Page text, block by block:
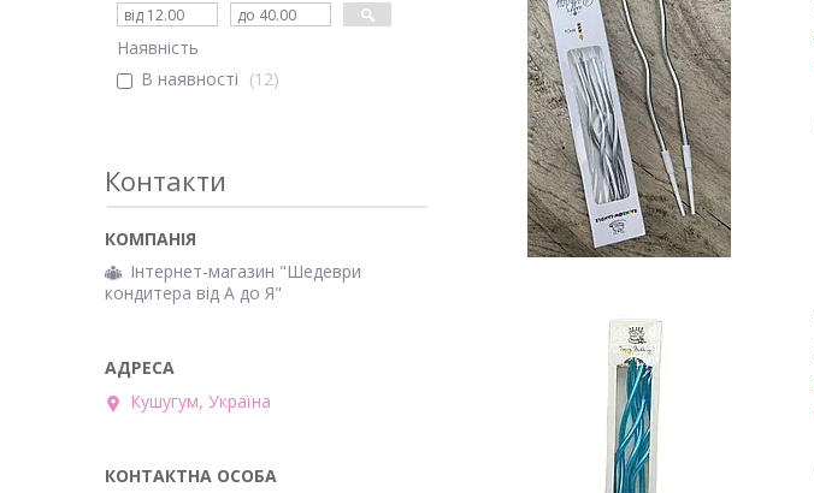
Наявність
В наявності
12
Контакти
Інтернет-магазин "Шедеври
кондитера від А до Я"
Кушугум, Україна